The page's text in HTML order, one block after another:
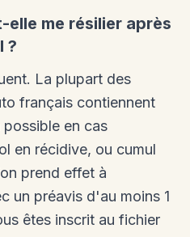
elle me résilier après
?
La plupart des
français contiennent
en cas
en récidive, ou cumul
prend effet à
un préavis d'au moins 1
êtes inscrit au fichier